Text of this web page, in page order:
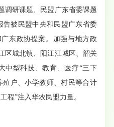
调研课题、民盟广东省委课题
告被民盟中央和民盟广东省委
东政协提案。加强与地方政
区城北镇、阳江江城区、韶关
中型科技、教育、医疗“三下
殖户、小学教师、村民等合计
程”注入华农民盟力量。